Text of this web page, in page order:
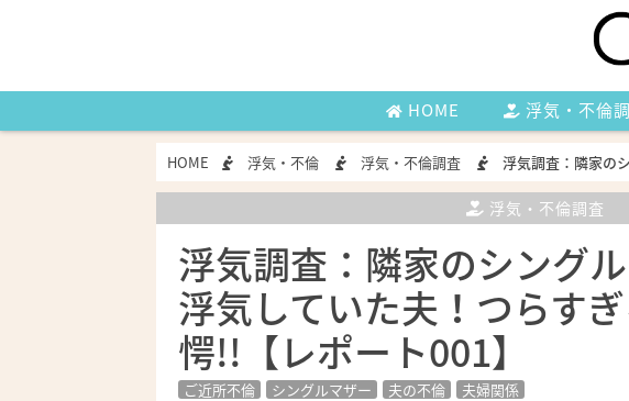
HOME 浮気・不倫
HOME 浮気・不倫 浮気・不倫調査 浮気調査：隣家の
浮気・不倫調査
浮気調査：隣家のシング
浮気していた夫！つらす
愕!!【レポート001】
ご近所不倫 シングルマザー 夫の不倫 夫婦関係